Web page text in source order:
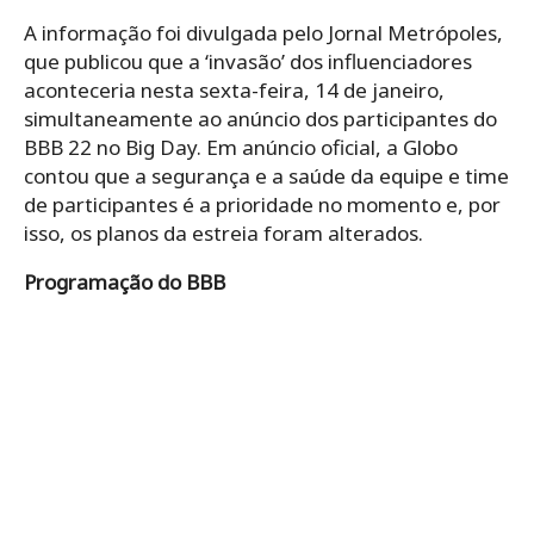
A informação foi divulgada pelo Jornal Metrópoles,
que publicou que a ‘invasão’ dos influenciadores
aconteceria nesta sexta-feira, 14 de janeiro,
simultaneamente ao anúncio dos participantes do
BBB 22 no Big Day. Em anúncio oficial, a Globo
contou que a segurança e a saúde da equipe e time
de participantes é a prioridade no momento e, por
isso, os planos da estreia foram alterados.
Programação do BBB